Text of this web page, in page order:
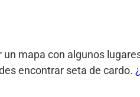
mapa con algunos
encontrar seta de cardo.